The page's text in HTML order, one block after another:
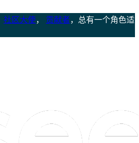
社区大使， 贡献者，总有一个角色适